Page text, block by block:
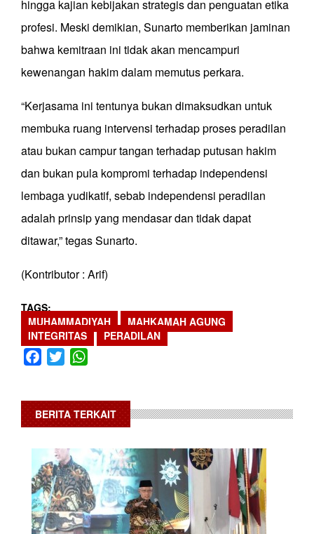
hingga kajian kebijakan strategis dan penguatan etika
profesi. Meski demikian, Sunarto memberikan jaminan
bahwa kemitraan ini tidak akan mencampuri
kewenangan hakim dalam memutus perkara.
“Kerjasama ini tentunya bukan dimaksudkan untuk
membuka ruang intervensi terhadap proses peradilan
atau bukan campur tangan terhadap putusan hakim
dan bukan pula kompromi terhadap independensi
lembaga yudikatif, sebab independensi peradilan
adalah prinsip yang mendasar dan tidak dapat
ditawar,” tegas Sunarto.
(Kontributor : Arif)
TAGS
MUHAMMADIYAH
MAHKAMAH AGUNG
INTEGRITAS
PERADILAN
Facebook
Twitter
BERITA TERKAIT